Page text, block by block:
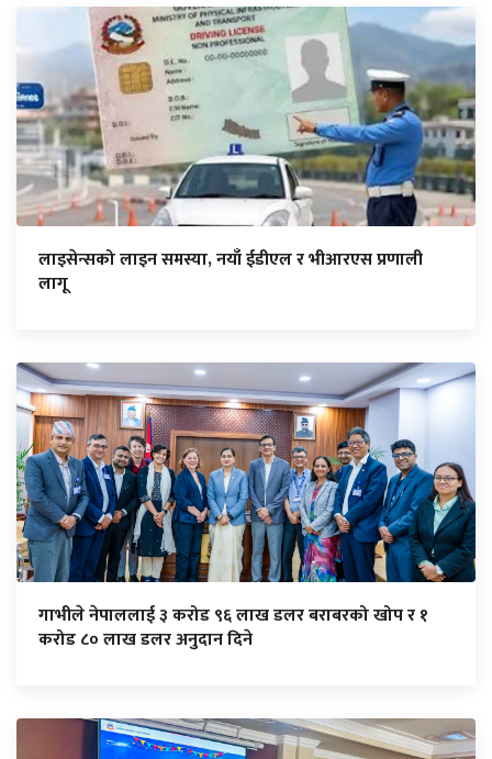
लाइसेन्सको लाइन समस्या, नयाँ ईडीएल र भीआरएस प्रणाली
लागू
गाभीले नेपाललाई ३ करोड ९६ लाख डलर बराबरको खोप र १
करोड ८० लाख डलर अनुदान दिने